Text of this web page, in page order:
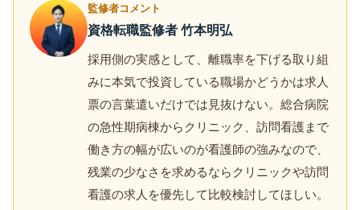
監修者コメント
資格転職監修者 竹本明弘
採用側の実感として、離職率を下げる取り組
みに本気で投資している職場かどうかは求人
票の言葉遣いだけでは見抜けない。総合病院
の急性期病棟からクリニック、訪問看護まで
働き方の幅が広いのが看護師の強みなので、
残業の少なさを求めるならクリニックや訪問
看護の求人を優先して比較検討してほしい。